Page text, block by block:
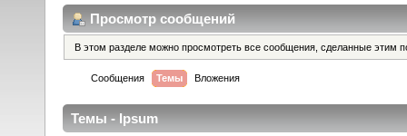
Просмотр сообщений
В этом разделе можно просмотреть все сообщения, сделанные этим
Сообщения Темы Вложения
Темы - Ipsum